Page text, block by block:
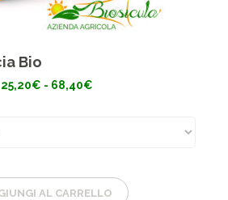
Bio
25,20€ - 68,40€
AL CARRELLO